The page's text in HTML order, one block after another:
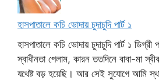
হাসপাতালে কচি ভোদায় চুদাচুদি পার্ট ১
হাসপাতালে কচি ভোদায় চুদাচুদি পার্ট ১
স্বাধীনতা পেলাম, কারন ততদিনে বাবা-মা
যথেষ্ট বড় হয়েছি। আর সেই সুযোগে আমি